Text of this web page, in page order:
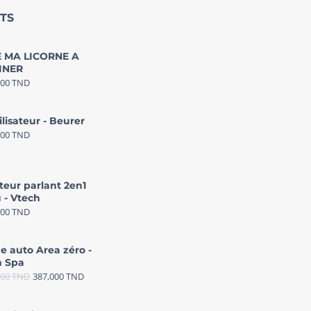
MA LICORNE A
TND
- Beurer
TND
parlant 2en1
- Vtech
TND
auto Area zéro -
Spa
TND 387,000TND